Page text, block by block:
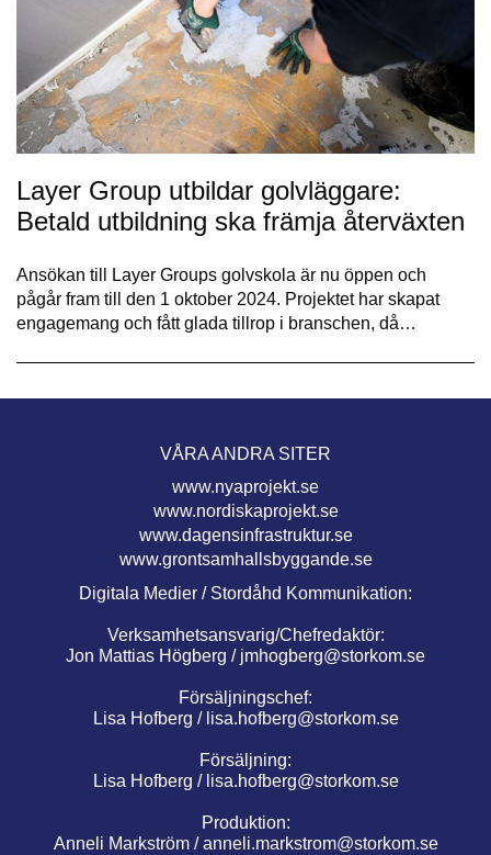
Layer Group utbildar golvläggare:
Betald utbildning ska främja återväxten
Ansökan till Layer Groups golvskola är nu öppen och
pågår fram till den 1 oktober 2024. Projektet har skapat
engagemang och fått glada tillrop i branschen, då…
VÅRA ANDRA SITER
www.nyaprojekt.se
www.nordiskaprojekt.se
www.dagensinfrastruktur.se
www.grontsamhallsbyggande.se
Digitala Medier / Stordåhd Kommunikation:
Verksamhetsansvarig/Chefredaktör:
Jon Mattias Högberg / jmhogberg@storkom.se
Försäljningschef:
Lisa Hofberg / lisa.hofberg@storkom.se
Försäljning:
Lisa Hofberg / lisa.hofberg@storkom.se
Produktion:
Anneli Markström /anneli.markstrom@storkom.se